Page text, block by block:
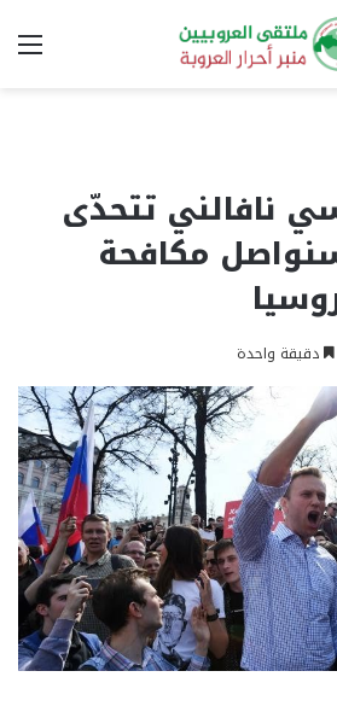
نافالني تتحدّى
مكافحة
دقيقة واحدة